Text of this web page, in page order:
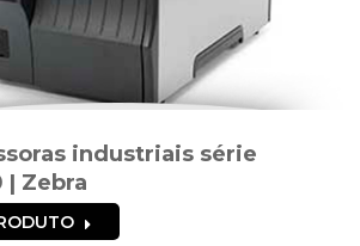
industriais série
| Zebra